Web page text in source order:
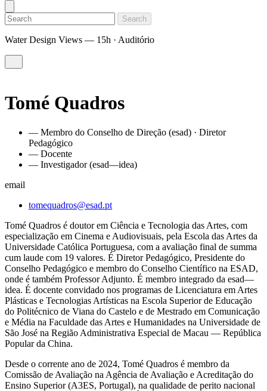
Search
Water Design Views — 15h · Auditório
Tomé Quadros
— Membro do Conselho de Direção (esad) · Diretor
Pedagógico
— Docente
— Investigador (esad—idea)
email
tomequadros@esad.pt
Tomé Quadros é doutor em Ciência e Tecnologia das Artes, com
especialização em Cinema e Audiovisuais, pela Escola das Artes da
Universidade Católica Portuguesa, com a avaliação final de summa
cum laude com 19 valores. É Diretor Pedagógico, Presidente do
Conselho Pedagógico e membro do Conselho Científico na ESAD,
onde é também Professor Adjunto. É membro integrado da esad—
idea. É docente convidado nos programas de Licenciatura em Artes
Plásticas e Tecnologias Artísticas na Escola Superior de Educação
do Politécnico de Viana do Castelo e de Mestrado em Comunicação
e Média na Faculdade das Artes e Humanidades na Universidade de
São José na Região Administrativa Especial de Macau — República
Popular da China.
Desde o corrente ano de 2024, Tomé Quadros é membro da
Comissão de Avaliação na Agência de Avaliação e Acreditação do
Ensino Superior (A3ES, Portugal), na qualidade de perito nacional